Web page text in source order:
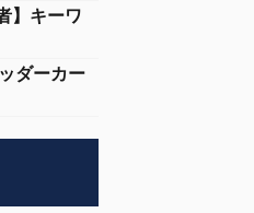
】キーワ
ダーカー